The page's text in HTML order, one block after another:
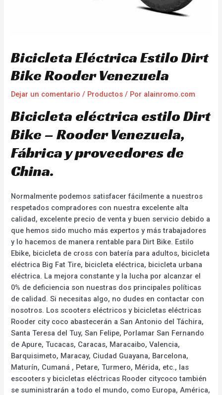
Bicicleta Eléctrica Estilo Dirt
Bike Rooder Venezuela
Dejar un comentario / Productos / Por alainromo.com
Bicicleta eléctrica estilo Dirt
Bike – Rooder Venezuela,
Fábrica y proveedores de
China.
Normalmente podemos satisfacer fácilmente a nuestros
respetados compradores con nuestra excelente alta
calidad, excelente precio de venta y buen servicio debido a
que hemos sido mucho más expertos y más trabajadores
y lo hacemos de manera rentable para Dirt Bike. Estilo
Ebike, bicicleta de cross con batería para adultos, bicicleta
eléctrica Big Fat Tire, bicicleta eléctrica, bicicleta urbana
eléctrica. La mejora constante y la lucha por alcanzar el
0% de deficiencia son nuestras dos principales políticas
de calidad. Si necesitas algo, no dudes en contactar con
nosotros. Los scooters eléctricos y bicicletas eléctricas
Rooder city coco abastecerán a San Antonio del Táchira,
Santa Teresa del Tuy, San Felipe, Porlamar San Fernando
de Apure, Tucacas, Caracas, Maracaibo, Valencia,
Barquisimeto, Maracay, Ciudad Guayana, Barcelona,
Maturín, Cumaná , Petare, Turmero, Mérida, etc., las
escooters y bicicletas eléctricas Rooder citycoco también
se suministrarán a todo el mundo, como Europa, América,